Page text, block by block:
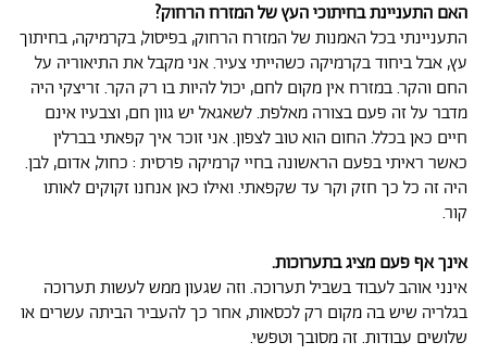
האם התעניינת בחיתוכי העץ של המזרח הרחוק?
התעניינתי בכל האמנות של המזרח הרחוק, בפיסול, בקרמיקה, בחיתוך
עץ, אבל ביחוד בקרמיקה כשהייתי צעיר. אני מקבל את התיאוריה על
החם והקר. במזרח אין מקום לחם, יכול להיות בו רק הקר. זריצקי היה
מדבר על זה פעם בצורה מאלפת. לשאגאל יש גוון חם, וצבעיו אינם
חיים כאן בכלל. החום הוא טוב לצפון. אני זוכר איך קפאתי בברלין
כאשר ראיתי בפעם הראשונה בחיי קרמיקה פרסית : כחול, אדום, לבן.
היה זה כל כך חזק וקר עד שקפאתי. ואילו כאן אנחנו זקוקים לאותו
קור.
אינך אף פעם מציג בתערוכות.
אינני אוהב לעבוד בשביל תערוכה. וזה שגעון ממש לעשות תערוכה
בגלריה שיש בה מקום רק לכסאות, אחר כך להעביר הביתה עשרים או
שלושים עבודות. זה מסובך וטפשי.